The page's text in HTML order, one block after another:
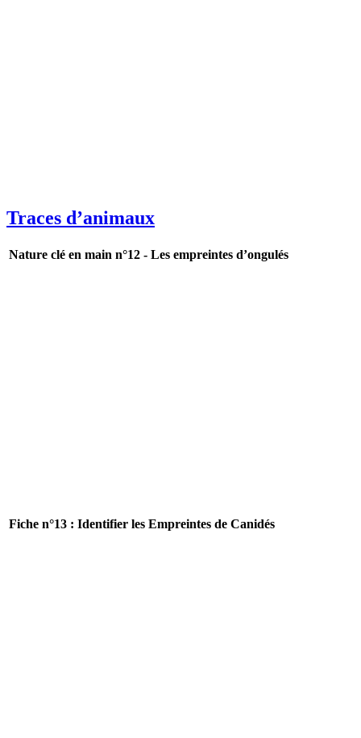
Traces d’animaux
Nature clé en main n°12 - Les empreintes d’ongulés
Fiche n°13 : Identifier les Empreintes de Canidés